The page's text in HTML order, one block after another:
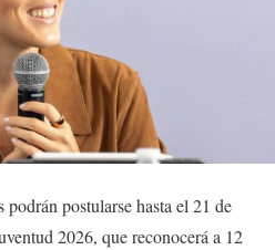
podrán postularse hasta el 21 de
2026, que reconocerá a 12